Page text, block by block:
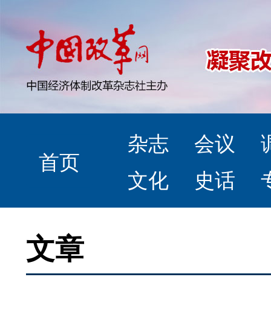
首页
杂志 会议
文化
史话
文章